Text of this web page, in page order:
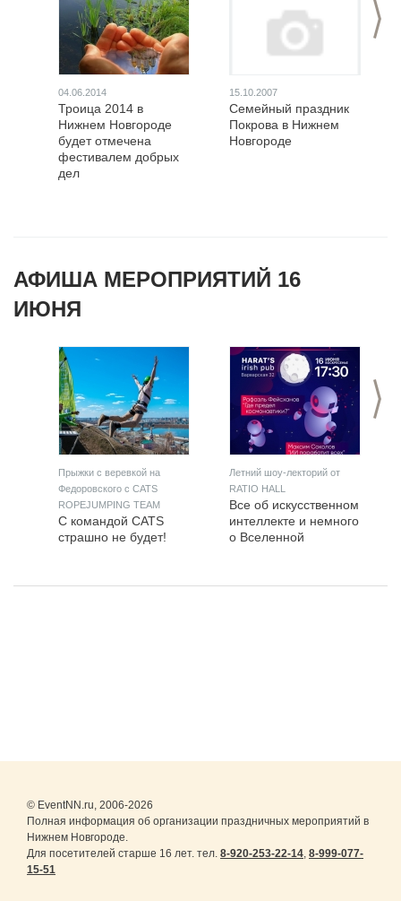
>
04.06.2014
Троица 2014 в
Нижнем Новгороде
будет отмечена
фестивалем добрых
дел
15.10.2007
Семейный праздник
Покрова в Нижнем
Новгороде
АФИША МЕРОПРИЯТИЙ 16
ИЮНЯ
>
Прыжки с веревкой на
Федоровского с CATS
ROPEJUMPING TEAM
С командой CATS
страшно не будет!
Летний шоу-лекторий от
RATIO HALL
Все об искусственном
интеллекте и немного
о Вселенной
© EventNN.ru, 2006-2026
Полная информация об организации праздничных мероприятий в
Нижнем Новгороде.
Для посетителей старше 16 лет. тел. 8-920-253-22-14, 8-999-077-
15-51